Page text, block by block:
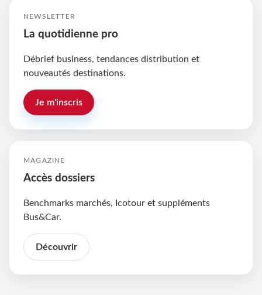
NEWSLETTER
La quotidienne pro
Débrief business, tendances distribution et
nouveautés destinations.
Je m'inscris
MAGAZINE
Accès dossiers
Benchmarks marchés, Icotour et suppléments
Bus&Car.
Découvrir